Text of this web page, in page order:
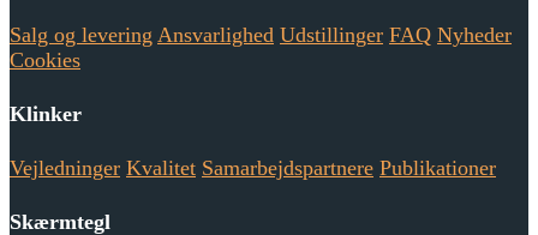
Salg og levering Ansvarlighed Udstillinger FAQ Nyheder
Cookies
Klinker
Vejledninger Kvalitet Samarbejdspartnere Publikationer
Skærmtegl